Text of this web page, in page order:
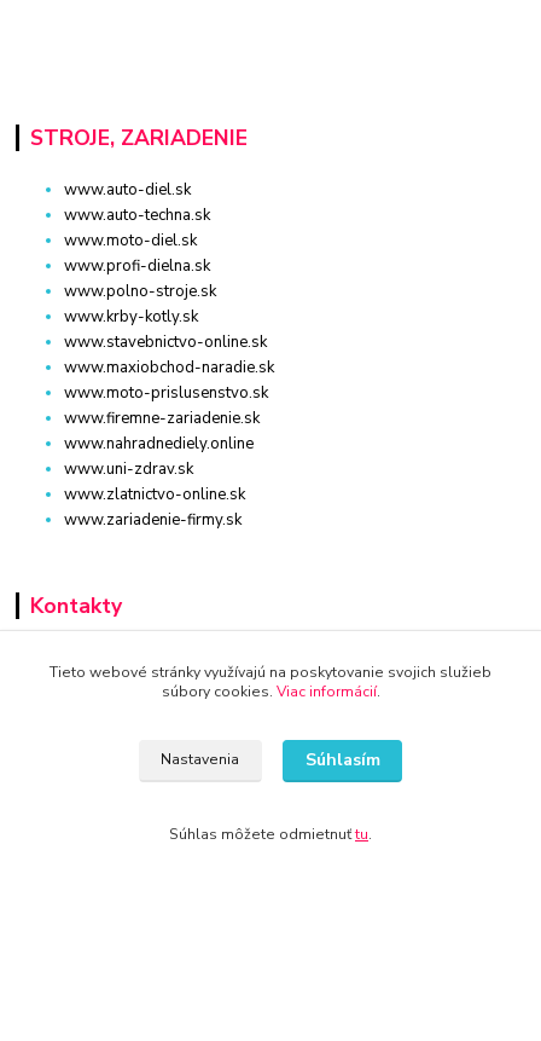
STROJE, ZARIADENIE
www.auto-diel.sk
www.auto-techna.sk
www.moto-diel.sk
www.profi-dielna.sk
www.polno-stroje.sk
www.krby-kotly.sk
www.stavebnictvo-online.sk
www.maxiobchod-naradie.sk
www.moto-prislusenstvo.sk
www.firemne-zariadenie.sk
www.nahradnediely.online
www.uni-zdrav.sk
www.zlatnictvo-online.sk
www.zariadenie-firmy.sk
Kontakty
+421 940 949 000
Tieto webové stránky využívajú na poskytovanie svojich služieb
súbory cookies. Viac informácií.
Nastavenia Súhlasím
Súhlas môžete odmietnuťtu.